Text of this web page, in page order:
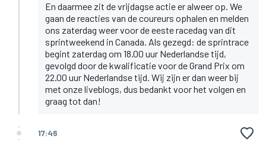
En daarmee zit de vrijdagse actie er alweer op. We
gaan de reacties van de coureurs ophalen en melden
ons zaterdag weer voor de eeste racedag van dit
sprintweekend in Canada. Als gezegd: de sprintrace
begint zaterdag om 18.00 uur Nederlandse tijd,
gevolgd door de kwalificatie voor de Grand Prix om
22.00 uur Nederlandse tijd. Wij zijn er dan weer bij
met onze liveblogs, dus bedankt voor het volgen en
graag tot dan!
17:46